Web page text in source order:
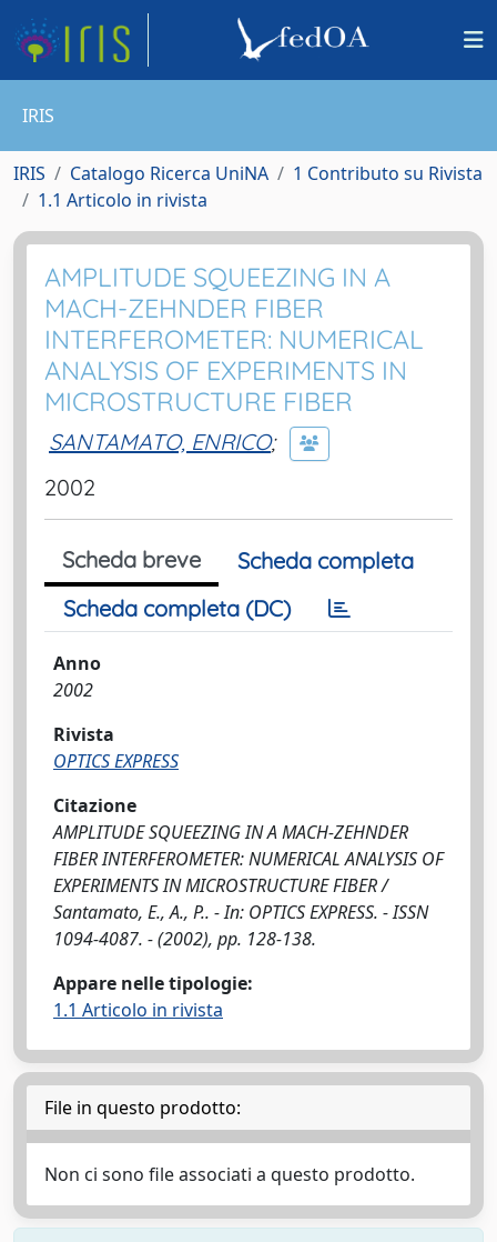
IRIS
IRIS Catalogo Ricerca UniNA
1 Contributo su Rivista
1.1 Articolo in rivista
AMPLITUDE SQUEEZING IN A
MACH-ZEHNDER FIBER
INTERFEROMETER: NUMERICAL
ANALYSIS OF EXPERIMENTS IN
MICROSTRUCTURE FIBER
SANTAMATO, ENRICO;
2002
Scheda breve
Scheda completa
Scheda completa (DC)
Anno
2002
Rivista
OPTICS EXPRESS
Citazione
AMPLITUDE SQUEEZING IN A MACH-ZEHNDER
FIBER INTERFEROMETER: NUMERICAL ANALYSIS OF
EXPERIMENTS IN MICROSTRUCTURE FIBER /
Santamato, E., A., P.. - In: OPTICS EXPRESS. - ISSN
1094-4087. - (2002), pp. 128-138.
Appare nelle tipologie:
1.1 Articolo in rivista
File in questo prodotto:
Non ci sono file associati a questo prodotto.